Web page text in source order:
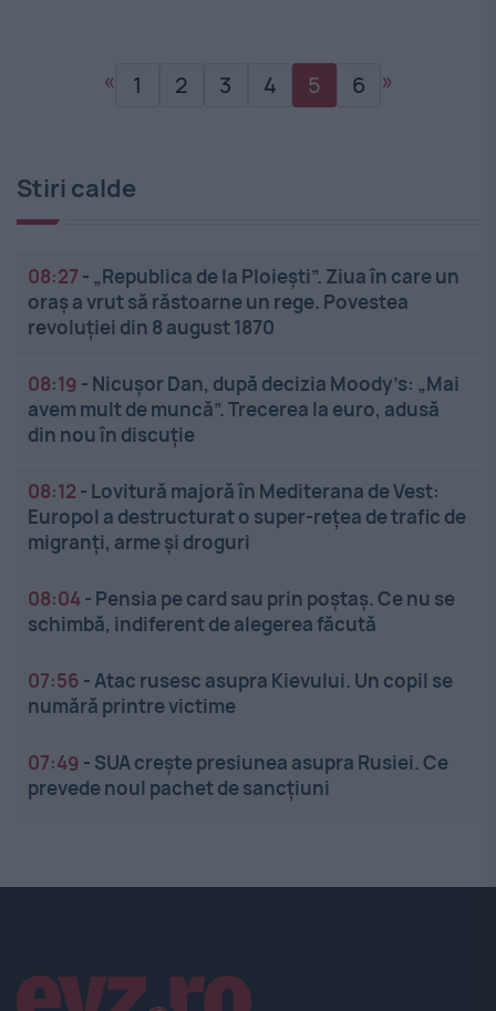
« 1 2 3 4 5 6 »
Stiri calde
08:27 - „Republica de la Ploiești”. Ziua în care un
oraș a vrut să răstoarne un rege. Povestea
revoluției din 8 august 1870
08:19 - Nicușor Dan, după decizia Moody’s: „Mai
avem mult de muncă”. Trecerea la euro, adusă
din nou în discuție
08:12 - Lovitură majoră în Mediterana de Vest:
Europol a destructurat o super-rețea de trafic de
migranți, arme și droguri
08:04- Pensia pe card sau prin poștaș. Ce nu se
schimbă, indiferent de alegerea făcută
07:56 - Atac rusesc asupra Kievului. Un copil se
numără printre victime
07:49 - SUA crește presiunea asupra Rusiei. Ce
prevede noul pachet de sancțiuni
Linkuri utile